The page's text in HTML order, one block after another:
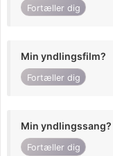
Fortæller dig
Min yndlingsfilm?
Fortæller dig
Min yndlingssang?
Fortæller dig